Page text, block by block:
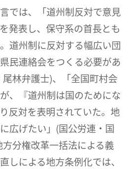
では、「道州制反対で意見
発表し、保守系の首長とも
道州制に反対する幅広い団
民連絡会をつくる必要があ
林弁護士)、「全国町村会
、『道州制は国のためにな
反対を表明されていた。地
広げたい」(国公労連・国
分権改革一括法による義
しによる地方条例化では、